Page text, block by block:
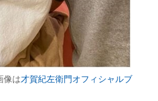
像は才賀紀左衛門オフィシャルブ